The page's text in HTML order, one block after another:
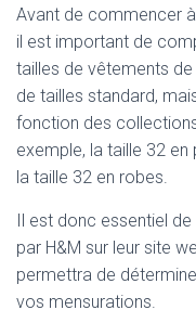
Avant de commencer
il est important de
tailles de vêtements
de tailles standard,
fonction des
exemple, la taille 32
la taille 32 en robes.
Il est donc essentiel
par H&M sur leur site
permettra de
vos mensurations.